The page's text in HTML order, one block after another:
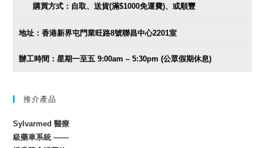
購買方式：自取、送貨(滿$1000免運費)、或順豐
地址：香港新界屯門業旺路8號聯昌中心2201室
辦工時間：星期一至五 9:00am – 5:30pm (公眾假期休息)
推介產品
Sylvarmed 醫療
級藥車系統 ——